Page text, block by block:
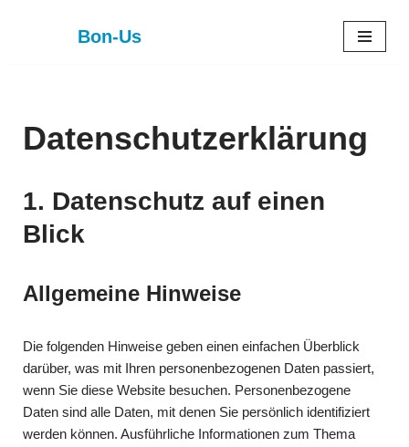
Bon-Us
Datenschutzerklärung
1. Datenschutz auf einen
Blick
Allgemeine Hinweise
Die folgenden Hinweise geben einen einfachen Überblick
darüber, was mit Ihren personenbezogenen Daten passiert,
wenn Sie diese Website besuchen. Personenbezogene
Daten sind alle Daten, mit denen Sie persönlich identifiziert
werden können. Ausführliche Informationen zum Thema